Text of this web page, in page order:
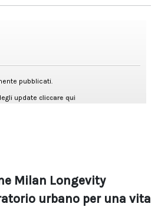
Milan Longevity
urbano per una vita